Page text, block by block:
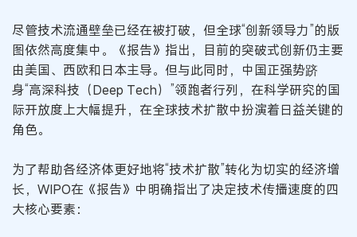
尽管技术流通壁垒已经在被打破，但全球“创新领导力”的版
图依然高度集中。《报告》指出，目前的突破式创新仍主要
由美国、西欧和日本主导。但与此同时，中国正强势跻
身“高深科技（Deep Tech）”领跑者行列，在科学研究的国
际开放度上大幅提升，在全球技术扩散中扮演着日益关键的
角色。
为了帮助各经济体更好地将“技术扩散”转化为切实的经济增
长，WIPO在《报告》中明确指出了决定技术传播速度的四
大核心要素：